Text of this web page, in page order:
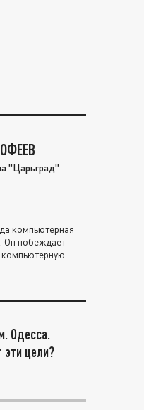
"Царьград"
компьютерная
Он побеждает
компьютерную
Одесса.
эти цели?